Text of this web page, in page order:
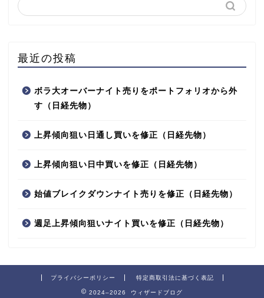
最近の投稿
ボラ大オーバーナイト売りをポートフォリオから外
す（日経先物）
上昇傾向狙い日通し買いを修正（日経先物）
上昇傾向狙い日中買いを修正（日経先物）
始値ブレイクダウンナイト売りを修正（日経先物）
週足上昇傾向狙いナイト買いを修正（日経先物）
プライバシーポリシー 特定商取引法に基づく表記
2024–2026 ウィザードブログ